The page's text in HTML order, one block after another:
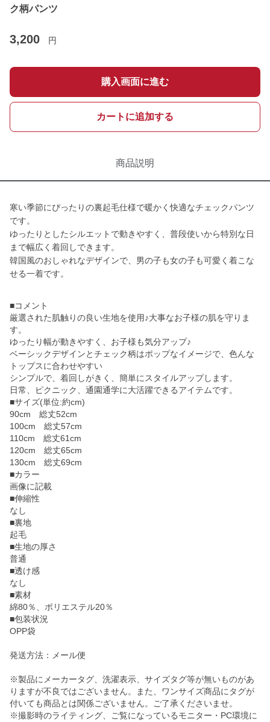
ク柄パンツ
3,200 円
購入画面に進む
カートに追加する
商品説明
寒い季節にぴったりの裏起毛仕様で暖かく快適なチェックパンツ
です。
ゆったりとしたシルエットで動きやすく、普段使いから特別な日
まで幅広く着回しできます。
韓国風のおしゃれなデザインで、男の子も女の子も可愛く着こな
せる一着です。
■コメント
厳選された肌触りの良い生地を使用♪大事なお子様の肌を守りま
す。
ゆったり幅が動きやすく、お子様も気分アップ♪
ベーシックデザインとチェック柄はポップなイメージで、色んな
トップスに合わせやすい
シンプルで、着回しがきく、簡単にスタイルアップします。
日常、ピクニック、通園通学に大活躍できるアイテムです。
■サイズ(単位:約cm)
90cm 総丈52cm
100cm 総丈57cm
110cm 総丈61cm
120cm 総丈65cm
130cm 総丈69cm
■カラー
画像に記載
■伸縮性
なし
■裏地
起毛
■生地の厚さ
普通
■透け感
なし
■素材
綿80％、ポリエステル20％
■包装状況
OPP袋
発送方法：メール便
※製品にメーカータグ、洗濯表示、サイズタグ等が無いものがあ
りますが不良ではございません。また、ワンサイズ商品にタグが
付いても商品とは関係ございません。ご了承くださいませ。
※撮影時のライティング、ご覧になっているモニター・PC環境に